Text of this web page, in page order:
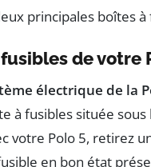
principales boîtes
de votre
électrique de la
à fusibles située
votre Polo 5, retirez
en bon état